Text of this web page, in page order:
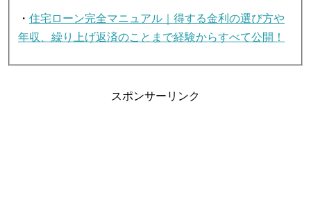
・ 住宅ローン完全マニュアル｜得する金利の選び方や
年収、繰り上げ返済のことまで経験からすべて公開！
スポンサーリンク